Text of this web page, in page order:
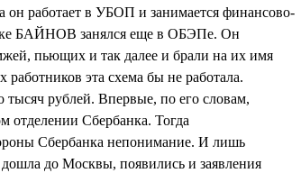
он работает в УБОП и занимается финансово-
БАЙНОВ занялся еще в ОБЭПе. Он
пьющих и так далее и брали на их имя
эта схема бы не работала.
рублей. Впервые, по его словам,
отделении Сбербанка. Тогда
Сбербанка непонимание. И лишь
до Москвы, появились и заявления